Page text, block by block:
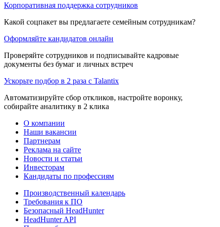
Корпоративная поддержка сотрудников
Какой соцпакет вы предлагаете семейным сотрудникам?
Оформляйте кандидатов онлайн
Проверяйте сотрудников и подписывайте кадровые
документы без бумаг и личных встреч
Ускорьте подбор в 2 раза с Talantix
Автоматизируйте сбор откликов, настройте воронку,
собирайте аналитику в 2 клика
О компании
Наши вакансии
Партнерам
Реклама на сайте
Новости и статьи
Инвесторам
Кандидаты по профессиям
Производственный календарь
Требования к ПО
Безопасный HeadHunter
HeadHunter API